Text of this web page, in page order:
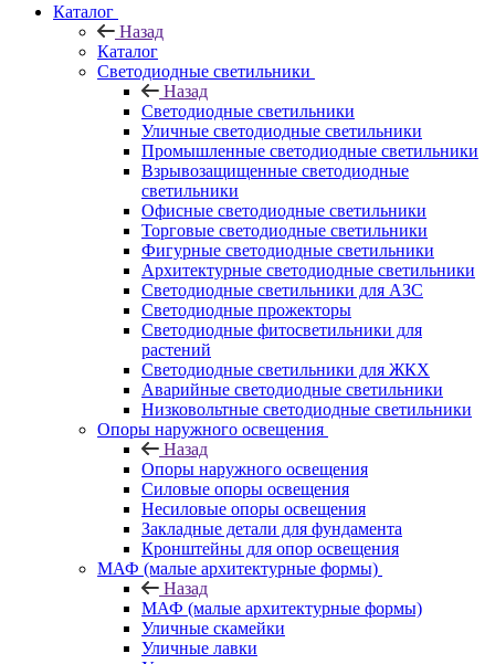
Каталог
Назад
Каталог
Светодиодные светильники
Назад
Светодиодные светильники
Уличные светодиодные светильники
Промышленные светодиодные светильники
Взрывозащищенные светодиодные
светильники
Офисные светодиодные светильники
Торговые светодиодные светильники
Фигурные светодиодные светильники
Архитектурные светодиодные светильники
Светодиодные светильники для АЗС
Светодиодные прожекторы
Светодиодные фитосветильники для
растений
Светодиодные светильники для ЖКХ
Аварийные светодиодные светильники
Низковольтные светодиодные светильники
Опоры наружного освещения
Назад
Опоры наружного освещения
Силовые опоры освещения
Несиловые опоры освещения
Закладные детали для фундамента
Кронштейны для опор освещения
МАФ (малые архитектурные формы)
Назад
МАФ (малые архитектурные формы)
Уличные скамейки
Уличные лавки